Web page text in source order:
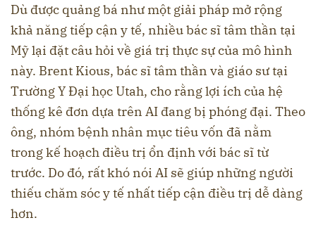
Dù được quảng bá như một giải pháp mở rộng
khả năng tiếp cận y tế, nhiều bác sĩ tâm thần tại
Mỹ lại đặt câu hỏi về giá trị thực sự của mô hình
này. Brent Kious, bác sĩ tâm thần và giáo sư tại
Trường Y Đại học Utah, cho rằng lợi ích của hệ
thống kê đơn dựa trên AI đang bị phóng đại. Theo
ông, nhóm bệnh nhân mục tiêu vốn đã nằm
trong kế hoạch điều trị ổn định với bác sĩ từ
trước. Do đó, rất khó nói AI sẽ giúp những người
thiếu chăm sóc y tế nhất tiếp cận điều trị dễ dàng
hơn.